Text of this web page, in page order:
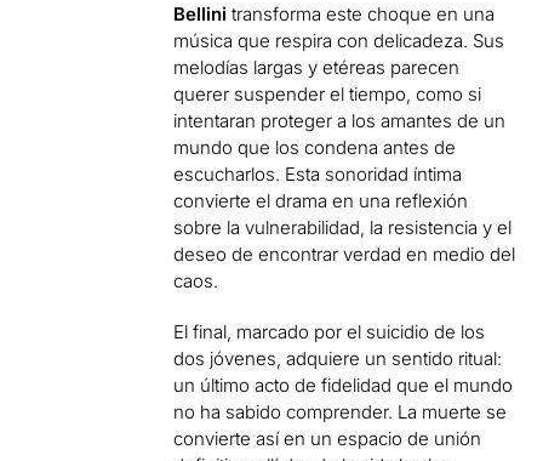
Bellini transforma este choque en una
música que respira con delicadeza. Sus
melodías largas y etéreas parecen
querer suspender el tiempo, como si
intentaran proteger a los amantes de un
mundo que los condena antes de
escucharlos. Esta sonoridad íntima
convierte el drama en una reflexión
sobre la vulnerabilidad, la resistencia y el
deseo de encontrar verdad en medio del
caos.
El final, marcado por el suicidio de los
dos jóvenes, adquiere un sentido ritual:
un último acto de fidelidad que el mundo
no ha sabido comprender. La muerte se
convierte así en un espacio de unión